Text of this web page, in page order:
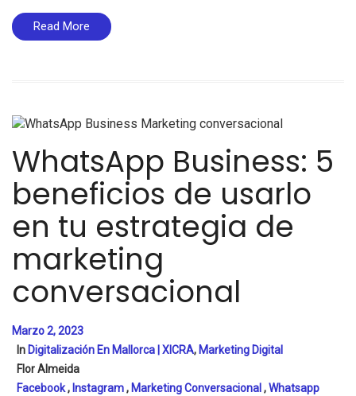
Read More
WhatsApp Business: 5
beneficios de usarlo
en tu estrategia de
marketing
conversacional
Marzo 2, 2023
In Digitalización En Mallorca | XICRA, Marketing Digital
Flor Almeida
Facebook, Instagram, Marketing Conversacional ,Whatsapp